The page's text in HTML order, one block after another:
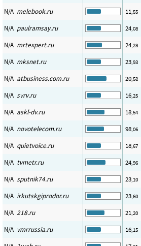
N/A melebook.ru 11,55
N/A paulramsay.ru 24,08
N/A mrtexpert.ru 24,28
N/A mksnet.ru 23,93
N/A atbusiness.com.ru 20,58
N/A svrv.ru 16,25
N/A askl-dv.ru 18,54
N/A novotelecom.ru 98,06
N/A quietvoice.ru 18,67
N/A tvmetr.ru 24,96
N/A sputnik74.ru 23,10
N/A irkutskgiprodor.ru 23,60
N/A 218.ru 21,20
N/A vmrrussia.ru 16,15